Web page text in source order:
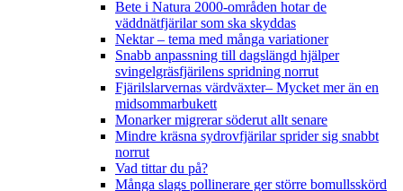
Bete i Natura 2000-områden hotar de
väddnätfjärilar som ska skyddas
Nektar – tema med många variationer
Snabb anpassning till dagslängd hjälper
svingelgräsfjärilens spridning norrut
Fjärilslarvernas värdväxter– Mycket mer än en
midsommarbukett
Monarker migrerar söderut allt senare
Mindre kräsna sydrovfjärilar sprider sig snabbt
norrut
Vad tittar du på?
Många slags pollinerare ger större bomullsskörd